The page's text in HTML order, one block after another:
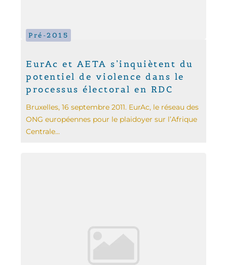
Pré-2015
EurAc et AETA s’inquiètent du
potentiel de violence dans le
processus électoral en RDC
Bruxelles, 16 septembre 2011. EurAc, le réseau des
ONG européennes pour le plaidoyer sur l’Afrique
Centrale...